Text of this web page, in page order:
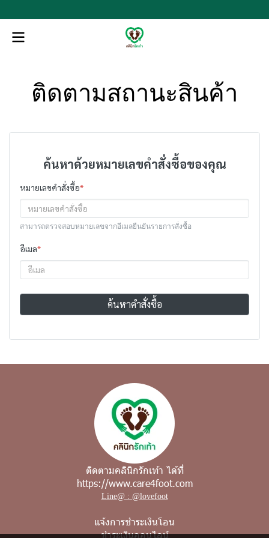
ติดตามสถานะสินค้า
ค้นหาด้วยหมายเลขคำสั่งซื้อของคุณ
หมายเลขคำสั่งซื้อ*
สามารถตรวจสอบหมายเลขจากอีเมลยืนยันรายการสั่งซื้อ
อีเมล*
ค้นหาคำสั่งซื้อ
ติดตามคลินิกรักเท้า ได้ที่
https://www.care4foot.com
Line@ : @lovefoot
แจ้งการชำระเงินโอน
ชำระเงินออนไลน์